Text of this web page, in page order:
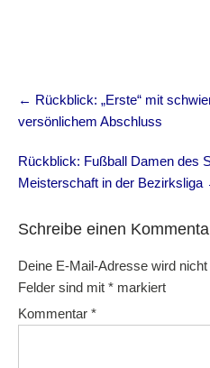
Post
navigation
← Rückblick: „Erste“ mit
versönlichem Abschluss
Rückblick: Fußball Damen des
Meisterschaft in der Bezirksliga
Schreibe einen
Deine E-Mail-Adresse wird
Felder sind mit * markiert
Kommentar *